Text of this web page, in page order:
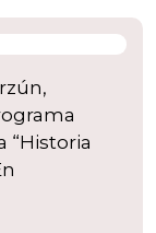
“Historia